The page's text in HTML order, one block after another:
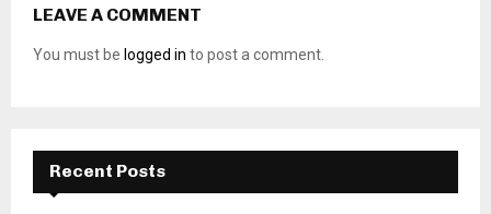
LEAVE A COMMENT
You must be logged in to post a comment.
Recent Posts